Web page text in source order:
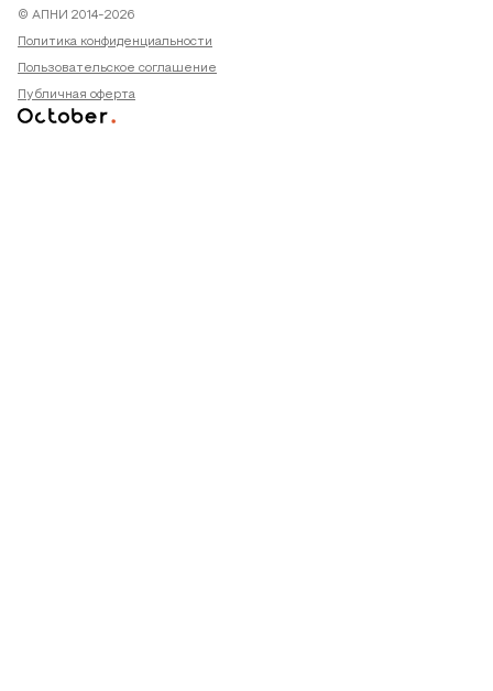
© АПНИ 2014-2026
Политика конфиденциальности
Пользовательское соглашение
Публичная оферта